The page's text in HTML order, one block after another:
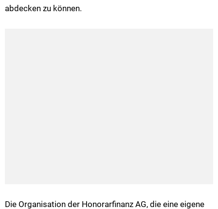
abdecken zu können.
Die Organisation der Honorarfinanz AG, die eine eigene